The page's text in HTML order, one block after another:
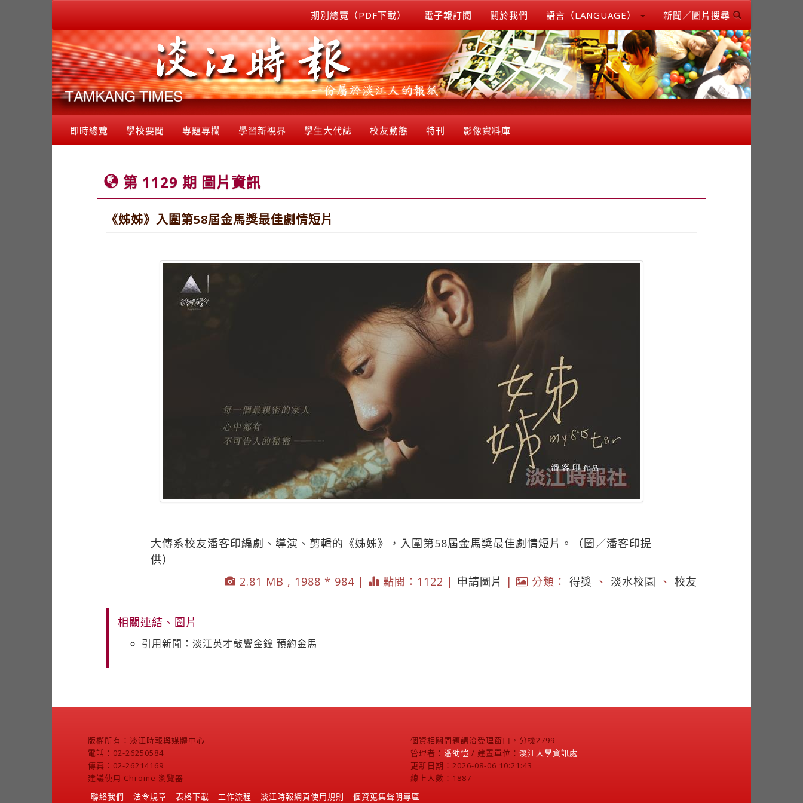
期別總覽（PDF下載） 電子報訂閱 關於我們 語言（LANGUAGE） 新聞／圖片搜尋
即時總覽 學校要聞 專題專欄 學習新視界 學生大代誌 校友動態 特刊 影像資料庫
第 1129 期 圖片資訊
《姊姊》入圍第58屆金馬獎最佳劇情短片
大傳系校友潘客印編劇、導演、剪輯的《姊姊》，入圍第58屆金馬獎最佳劇情短片。（圖／潘客印提
供）
2.81 MB , 1988 * 984 |
點閱：1122 | 申請圖片 | 分類： 得獎 、 淡水校園 、 校友
相關連結、圖片
引用新聞：淡江英才敲響金鐘 預約金馬
版權所有：淡江時報與媒體中心
電話：02-26250584
傳真：02-26214169
建議使用 Chrome 瀏覽器
個資相關問題請洽受理窗口，分機2799
管理者： 潘劭愷 / 建置單位： 淡江大學資訊處
更新日期：2026-08-06 10:21:43
線上人數：1887
聯絡我們
法令規章 表格下載 工作流程 淡江時報網頁使用規則 個資蒐集聲明專區